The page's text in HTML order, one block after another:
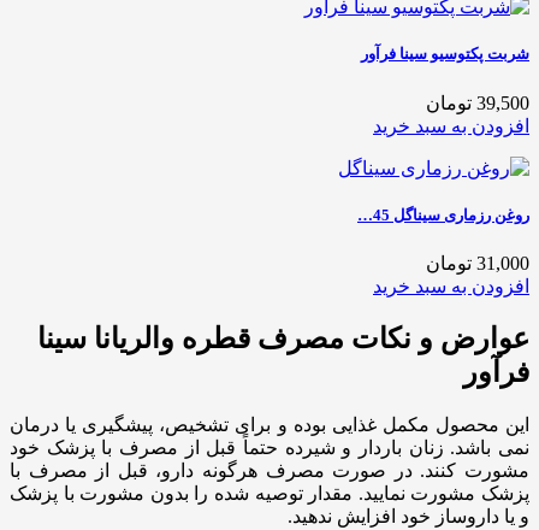
شربت پکتوسیو سینا فرآور
39,500 تومان
افزودن به سبد خرید
روغن رزماری سیناگل 45…
31,000 تومان
افزودن به سبد خرید
عوارض و نکات مصرف قطره والریانا سینا
فرآور
این محصول مکمل غذایی بوده و برای تشخیص، پیشگیری یا درمان
نمی باشد. زنان باردار و شیرده حتماً قبل از مصرف با پزشک خود
مشورت کنند. در صورت مصرف هرگونه دارو، قبل از مصرف با
پزشک مشورت نمایید. مقدار توصیه شده را بدون مشورت با پزشک
و یا داروساز خود افزایش ندهید.